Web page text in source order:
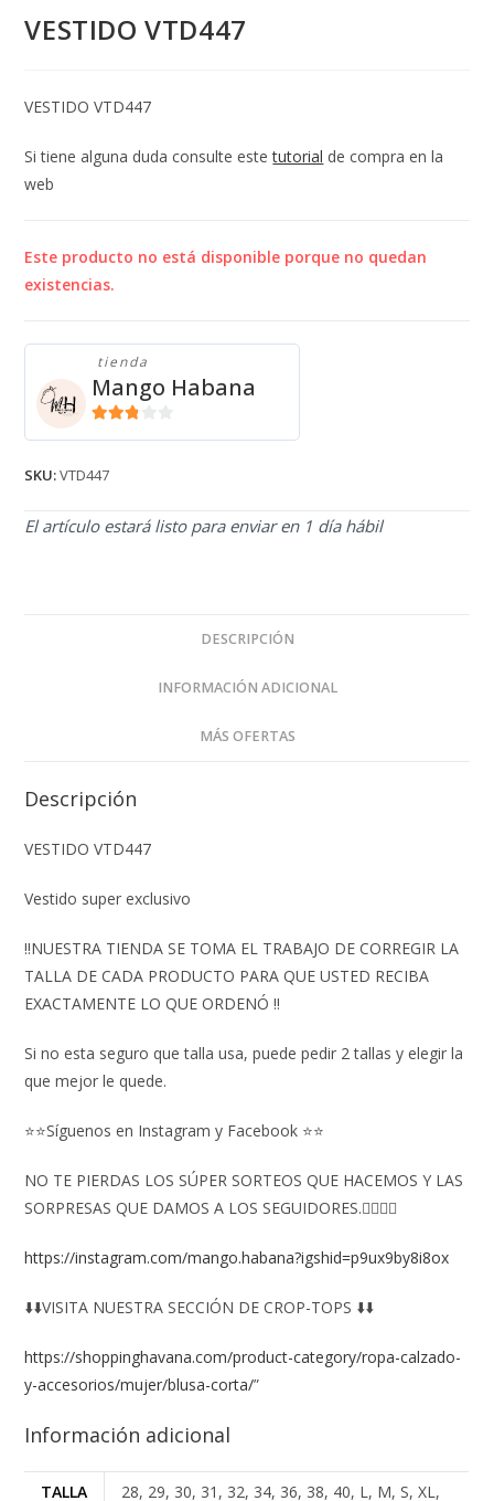
VESTIDO VTD447
VESTIDO VTD447
Si tiene alguna duda consulte estetutorial de compra en la
web
Este producto no está disponible porque no quedan
existencias.
tienda
Mango Habana
SKU:VTD447
El artículo estará listo para enviar en 1 día hábil
DESCRIPCIÓN
INFORMACIÓN ADICIONAL
MÁS OFERTAS
Descripción
VESTIDO VTD447
Vestido super exclusivo
‼️NUESTRA TIENDA SE TOMA EL TRABAJO DE CORREGIR LA
TALLA DE CADA PRODUCTO PARA QUE USTED RECIBA
EXACTAMENTE LO QUE ORDENÓ ‼️
Si no esta seguro que talla usa, puede pedir 2 tallas y elegir la
que mejor le quede.
⭐⭐Síguenos en Instagram y Facebook ⭐⭐
NO TE PIERDAS LOS SÚPER SORTEOS QUE HACEMOS Y LAS
SORPRESAS QUE DAMOS A LOS SEGUIDORES.👇🏻👇🏻
https://instagram.com/mango.habana?igshid=p9ux9by8i8ox
⬇️⬇️VISITA NUESTRA SECCIÓN DE CROP-TOPS ⬇️⬇️
https://shoppinghavana.com/product-category/ropa-calzado-
y-accesorios/mujer/blusa-corta/”
Información adicional
TALLA 28, 29, 30, 31, 32, 34, 36, 38, 40, L, M, S, XL,